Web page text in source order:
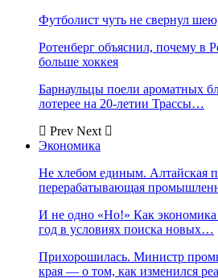
Футболист чуть не свернул
Ротенберг объяснил, почему в
больше хоккея
Барнаульцы поели ароматных
лотерее на 20-летии Трассы…
Prev Next
Экономика
Не хлебом единым. Алтайская
перерабатывающая
И не одно «Но!» Как
год в условиях поиска новых…
Прихорошилась. Министр
края — о том, как изменился